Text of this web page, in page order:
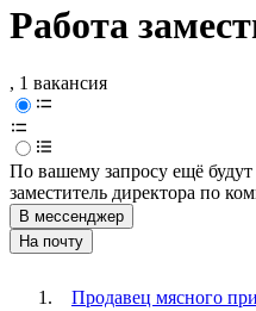
Работа
, 1 вакансия
По вашему запросу ещё
заместитель директора по
В мессенджер
На почту
Продавец мясного